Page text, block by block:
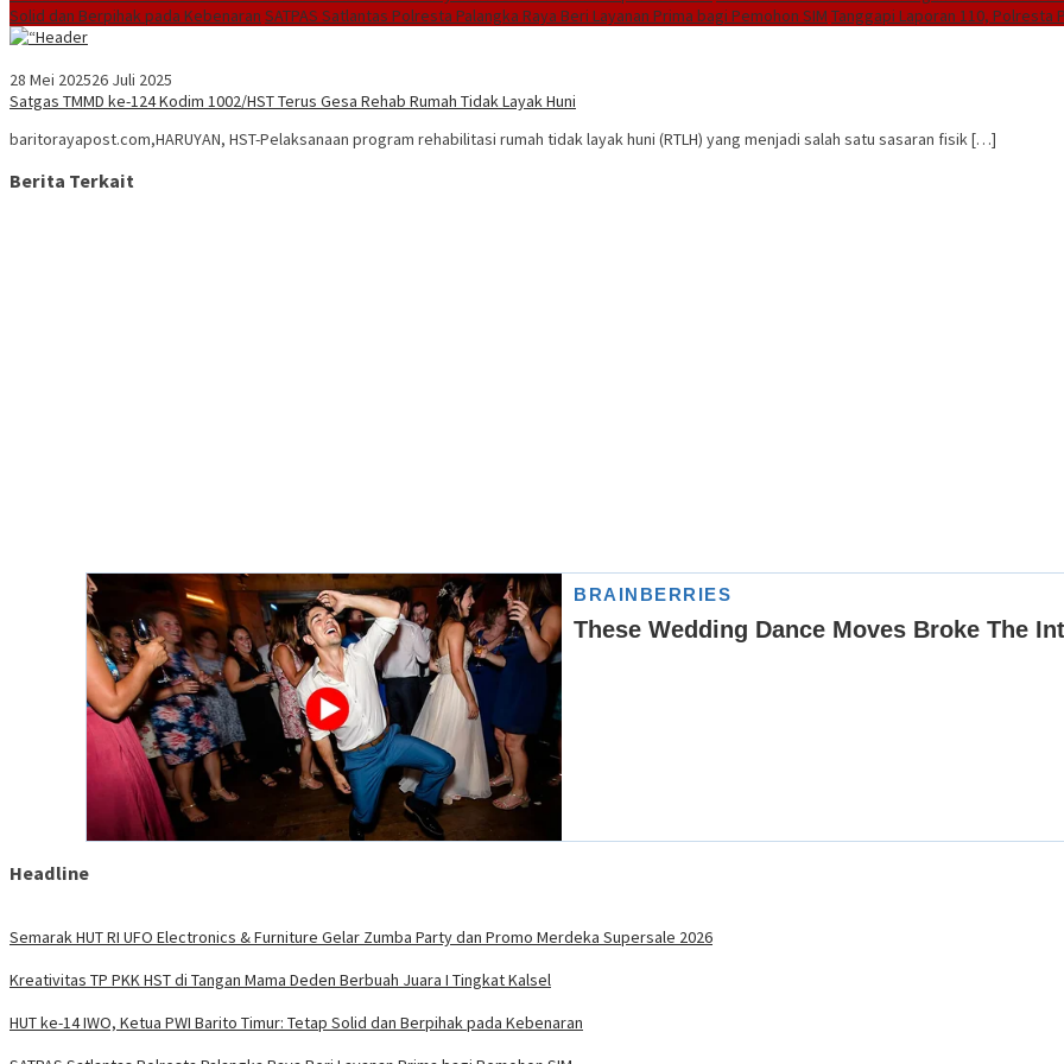
Solid dan Berpihak pada Kebenaran SATPAS Satlantas Polresta Palangka Raya Beri Layanan Prima bagi Pemohon SIM Tanggapi Laporan 110, Polresta
28 Mei 202526 Juli 2025
Satgas TMMD ke-124 Kodim 1002/HST Terus Gesa Rehab Rumah Tidak Layak Huni
baritorayapost.com,HARUYAN, HST-Pelaksanaan program rehabilitasi rumah tidak layak huni (RTLH) yang menjadi salah satu sasaran fisik […]
Berita Terkait
Headline
Semarak HUT RI UFO Electronics & Furniture Gelar Zumba Party dan Promo Merdeka Supersale 2026
Kreativitas TP PKK HST di Tangan Mama Deden Berbuah Juara I Tingkat Kalsel
HUT ke-14 IWO, Ketua PWI Barito Timur: Tetap Solid dan Berpihak pada Kebenaran